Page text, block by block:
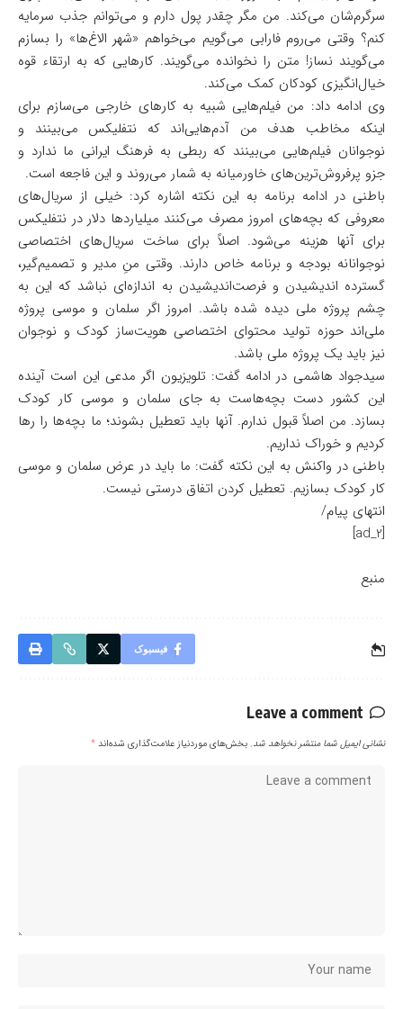
سرگرم‌شان می‌کند. من مگر چقدر پول دارم و می‌توانم جذب سرمایه
کنم؟ وقتی می‌روم فارابی می‌گویم می‌خواهم «شهر الاغ‌ها» را بسازم
می‌گویند نساز! متن را نخوانده می‌گویند. کارهایی که به ارتقاء قوه
خیال‌انگیزی کودکان کمک می‌کند.
وی ادامه داد: من فیلم‌هایی شبیه به کارهای خارجی می‌سازم برای
اینکه مخاطب هدف من آدم‌هایی‌اند که نتفلیکس می‌بینند و
نوجوانان فیلم‌هایی می‌بینند که ربطی به فرهنگ ایرانی ما ندارد و
جزو پرفروش‌ترین‌های خاورمیانه به شمار می‌روند و این فاجعه است.
باطنی در ادامه برنامه به این نکته اشاره کرد: خیلی از سریال‌‌های
معروفی که بچه‌های امروز مصرف می‌کنند میلیاردها دلار در نتفلیکس
برای آنها هزینه می‌شود. اصلاً برای ساخت سریال‌های اختصاصی
نوجوانانه بودجه و برنامه خاص دارند. وقتی منِ مدیر و تصمیم‌گیر،
گسترده اندیشیدن و فرصت‌اندیشیدن به اندازه‌ای نباشد که این به
چشم پروژه ملی دیده شده باشد. امروز اگر سلمان و موسی پروژه
ملی‌اند حوزه تولید محتوای اختصاصی هویت‌ساز کودک و نوجوان
نیز باید یک پروژه ملی باشد.
سیدجواد هاشمی در ادامه گفت: تلویزیون اگر مدعی این است آینده
این کشور دست بچه‌هاست به جای سلمان و موسی کار کودک
بسازد. من اصلاً قبول ندارم. آنها باید تعطیل بشوند؛ ما بچه‌ها را رها
کردیم و خوراک نداریم.
باطنی در واکنش به این نکته گفت: ما باید در عرض سلمان و موسی
کار کودک بسازیم. تعطیل کردن اتفاق درستی نیست.
انتهای پیام/
[ad_2]
منبع
فیسبوک
Leave a comment
نشانی ایمیل شما منتشر نخواهد شد. بخش‌های موردنیاز علامت‌گذاری شده‌اند*